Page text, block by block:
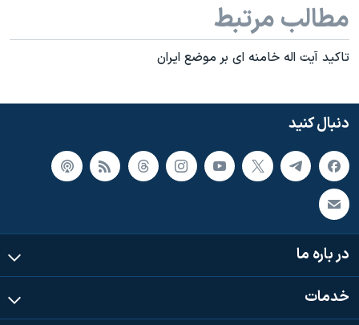
مطالب مرتبط
تاکيد آيت اله خامنه ای بر موضع ايران
دنبال کنید
در باره ما
خدمات